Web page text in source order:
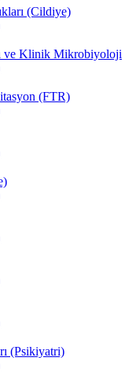
(Cildiye)
ve Klinik Mikrobiyoloji
(FTR)
(Psikiyatri)